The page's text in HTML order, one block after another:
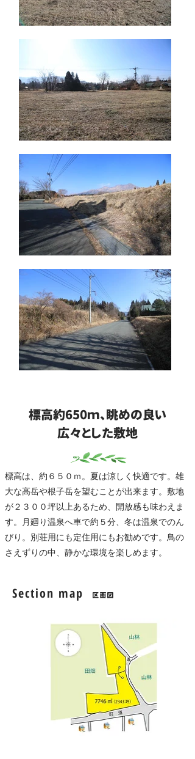
標高約650ｍ、眺めの良い
広々とした敷地
標高は、約６５０ｍ。夏は涼しく快適です。雄
大な高岳や根子岳を望むことが出来ます。敷地
が２３００坪以上あるため、開放感も味わえま
す。月廻り温泉へ車で約５分、冬は温泉でのん
びり。別荘用にも定住用にもお勧めです。鳥の
さえずりの中、静かな環境を楽しめます。
Section map 区画図